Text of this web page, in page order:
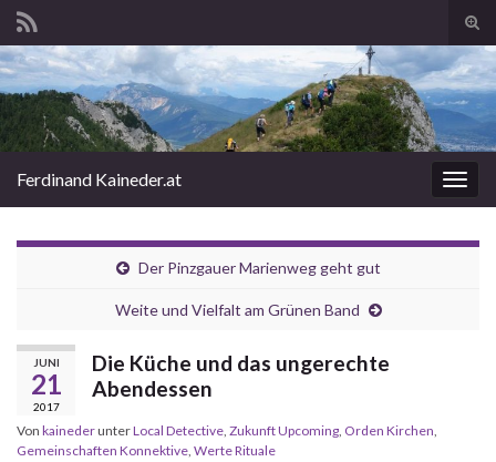
Search for:
Ferdinand Kaineder.at
Der Pinzgauer Marienweg geht gut
Weite und Vielfalt am Grünen Band
JUNI
21
2017
Die Küche und das ungerechte
Abendessen
Von kainederunterLocal Detective Zukunft Upcoming Orden Kirchen
Gemeinschaften Konnektive Werte Rituale